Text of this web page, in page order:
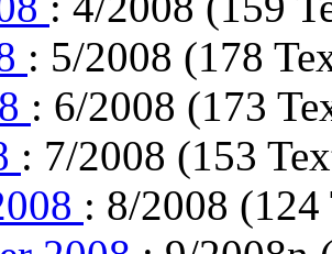
: 5/2008 (178
: 6/2008 (173
: 7/2008 (153
: 8/2008 (124